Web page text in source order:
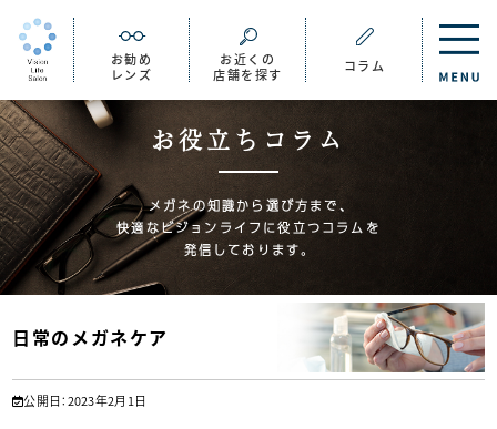
お勧め
レンズ
お近くの
店舗を探す
コラム
お役立ちコラム
メガネの知識から選び方まで、
快適なビジョンライフに役立つコラムを
発信しております。
日常のメガネケア
公開日：2023年2月1日